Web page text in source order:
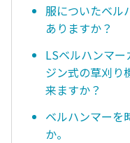
服についたベル
ありますか？
LSベルハンマ
ジン式の草刈り
来ますか？
ベルハンマーを
か。